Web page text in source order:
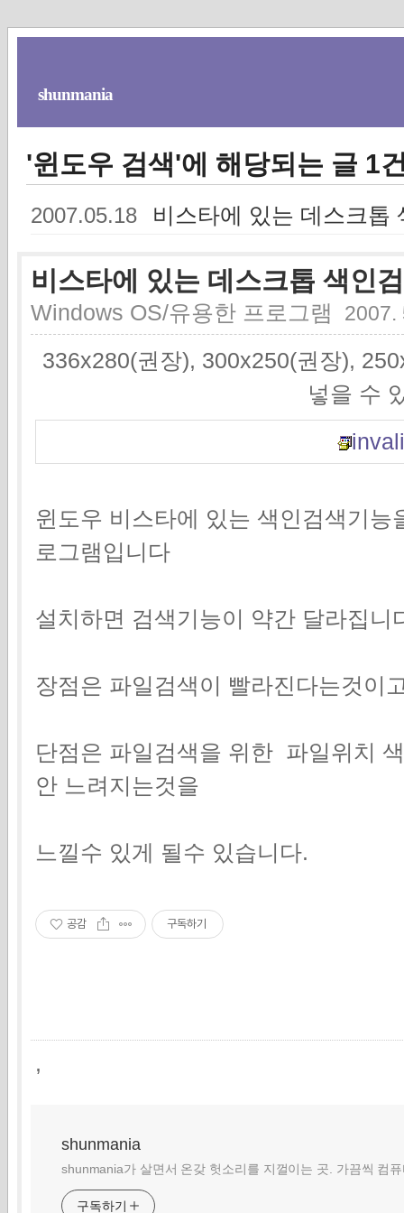
shunmania
'윈도우 검색'에 해당되는 글 1
2007.05.18 비스타에 있는 데스크톱
비스타에 있는 데스크톱 색인
Windows OS/유용한 프로그램 2007.
336x280(권장), 300x250(권장),
넣을 수
윈도우 비스타에 있는 색인검색기
로그램입니다
설치하면 검색기능이 약간 달라집니
장점은 파일검색이 빨라진다는것이
단점은 파일검색을 위한 파일위치
안 느려지는것을
느낄수 있게 될수 있습니다.
공감 구독하기
,
shunmania
shunmania가 살면서 온갖 헛소리를 지껄이는 곳. 가끔씩 컴
구독하기